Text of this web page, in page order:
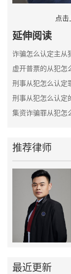
点
延伸阅读
诈骗怎么认定主从
虚开普票的从犯怎
刑事从犯怎么认定
刑事从犯怎么认定
集资诈骗罪从犯怎
推荐律师
最近更新